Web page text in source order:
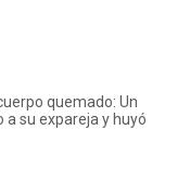
quemado: Un
su expareja y huyó